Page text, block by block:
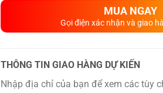
MUA NGAY
Gọi điện xác nhận và giao
THÔNG TIN GIAO HÀNG DỰ KIẾN
Nhập địa chỉ của bạn để xem các tùy